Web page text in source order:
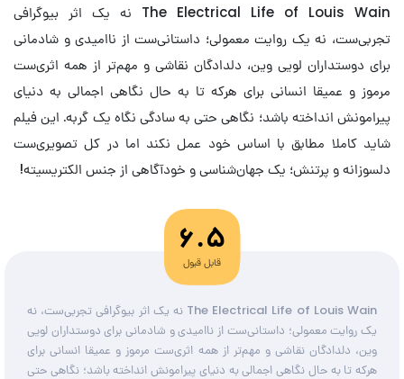
The Electrical Life of Louis Wain نه یک اثر بیوگرافی
تجربی‌ست، نه یک روایت معمولی؛ داستانی‌ست از ناامیدی و شادمانی
برای دوستداران لویی وین، دلدادگان نقاشی و مهم‌تر از همه اثری‌ست
مرموز و عمیقا انسانی برای هرکه تا به حال نگاهی اجمالی به دنیای
پیرامونش انداخته باشد؛ نگاهی حتی به سادگی نگاه یک گربه. این فیلم
شاید کاملا مطابق با اساس خود عمل نکند اما در کل تصویری‌ست
دلسوزانه و پرتنش؛ یک جهان‌شناسی و خودآگاهی از جنس الکتریسیته!
6.5
قابل قبول
The Electrical Life of Louis Wain نه یک اثر بیوگرافی تجربی‌ست، نه
یک روایت معمولی؛ داستانی‌ست از ناامیدی و شادمانی برای دوستداران لویی
وین، دلدادگان نقاشی و مهم‌تر از همه اثری‌ست مرموز و عمیقا انسانی برای
هرکه تا به حال نگاهی اجمالی به دنیای پیرامونش انداخته باشد؛ نگاهی حتی